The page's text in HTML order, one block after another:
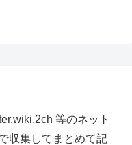
等のネット
収集してまとめて記